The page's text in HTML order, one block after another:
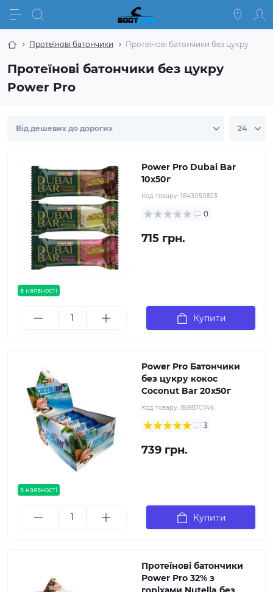
Протеїнові батончики Протеїнові батончики без цукру
Протеїнові батончики без цукру
Power Pro
в наявності
Power Pro Dubai Bar
10х50г
Код товару: 1643050823
0
715 грн.
Купити
в наявності
Power Pro Батончики
без цукру кокос
Coconut Bar 20х50г
Код товару: 869870746
3
739 грн.
Купити
Протеїнові батончики
Power Pro 32% з